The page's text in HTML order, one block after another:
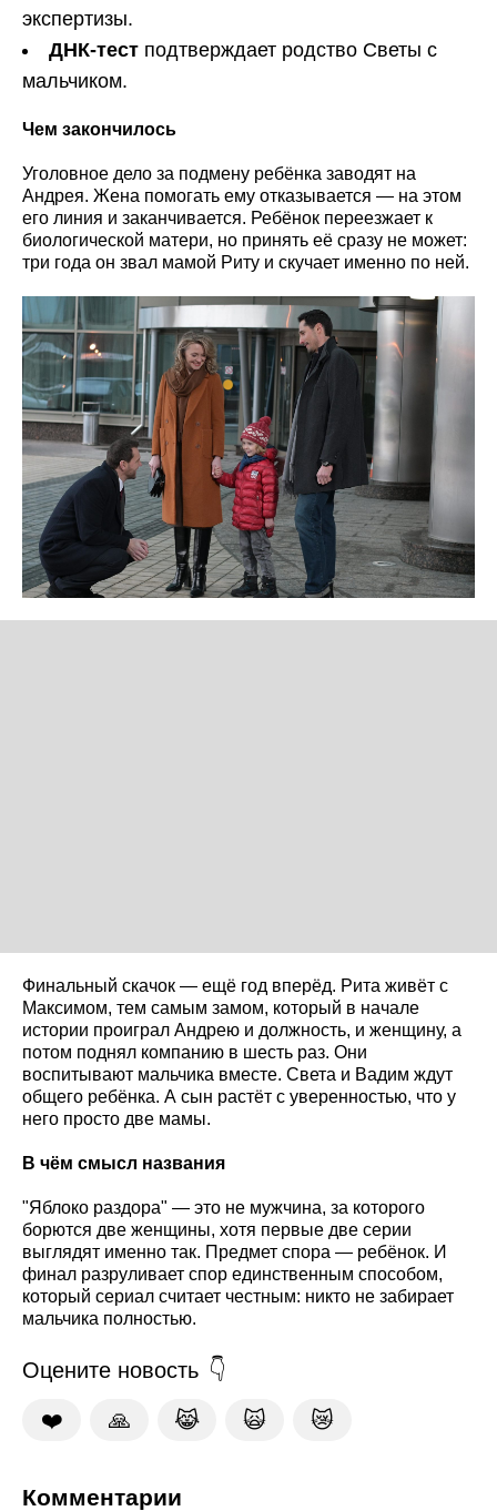
экспертизы.
ДНК-тест подтверждает родство Светы с
мальчиком.
Чем закончилось
Уголовное дело за подмену ребёнка заводят на
Андрея. Жена помогать ему отказывается — на этом
его линия и заканчивается. Ребёнок переезжает к
биологической матери, но принять её сразу не может:
три года он звал мамой Риту и скучает именно по ней.
Финальный скачок — ещё год вперёд. Рита живёт с
Максимом, тем самым замом, который в начале
истории проиграл Андрею и должность, и женщину, а
потом поднял компанию в шесть раз. Они
воспитывают мальчика вместе. Света и Вадим ждут
общего ребёнка. А сын растёт с уверенностью, что у
него просто две мамы.
В чём смысл названия
"Яблоко раздора" — это не мужчина, за которого
борются две женщины, хотя первые две серии
выглядят именно так. Предмет спора — ребёнок. И
финал разруливает спор единственным способом,
который сериал считает честным: никто не забирает
мальчика полностью.
Оцените новость
❤️ 🙏 😹 🙀 😿
Комментарии